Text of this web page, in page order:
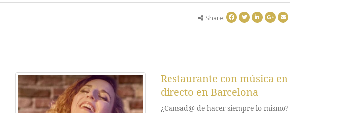
Share:
Restaurante con música en
directo en Barcelona
¿Cansad@ de hacer siempre lo mismo?